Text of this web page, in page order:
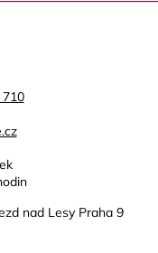
nad Lesy Praha 9